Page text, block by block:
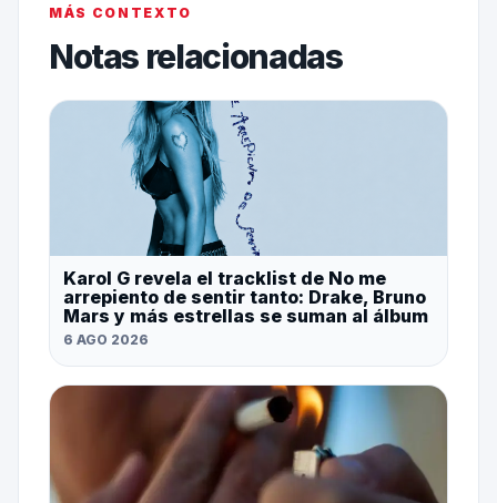
MÁS CONTEXTO
Notas relacionadas
Karol G revela el tracklist de No me
arrepiento de sentir tanto: Drake, Bruno
Mars y más estrellas se suman al álbum
6 AGO 2026